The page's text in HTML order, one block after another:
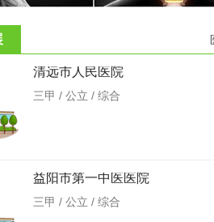
清远市人民医院
三甲 / 公立 / 综合
益阳市第一中医医院
三甲 / 公立 / 综合